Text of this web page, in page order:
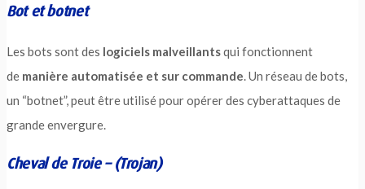
Bot et botnet
Les bots sont des logiciels malveillantsqui fonctionnent
de manière automatisée et sur commande. Un réseau de bots,
un “botnet”, peut être utilisé pour opérer des cyberattaques de
grande envergure.
Cheval de Troie – (Trojan)